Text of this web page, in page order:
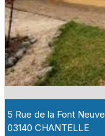
5 Rue de la Font Neuve
03140 CHANTELLE